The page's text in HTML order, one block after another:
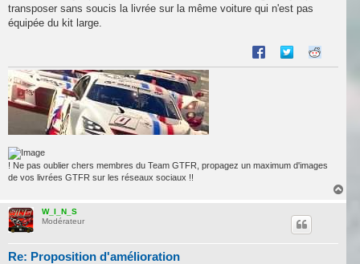
g
transposer sans soucis la livrée sur la même voiture qui n'est pas
équipée du kit large.
! Ne pas oublier chers membres du Team GTFR, propagez un maximum d'images
de vos livrées GTFR sur les réseaux sociaux !!
W_I_N_S
Modérateur
Re: Proposition d'amélioration